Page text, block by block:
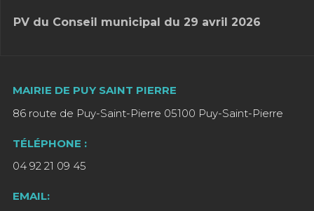
PV du Conseil municipal du 29 avril 2026
MAIRIE DE PUY SAINT PIERRE
86 route de Puy-Saint-Pierre 05100 Puy-Saint-Pierre
TÉLÉPHONE :
04 92 21 09 45
EMAIL: